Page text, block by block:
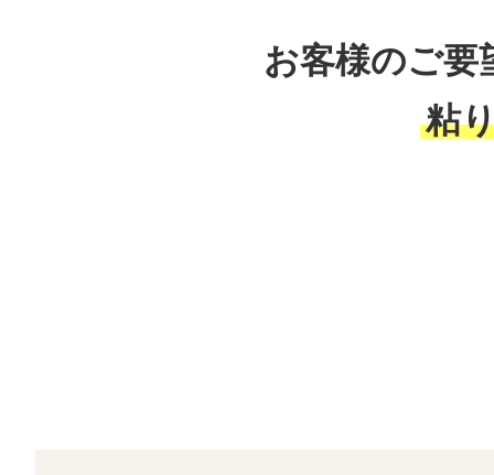
お客様のご要
粘